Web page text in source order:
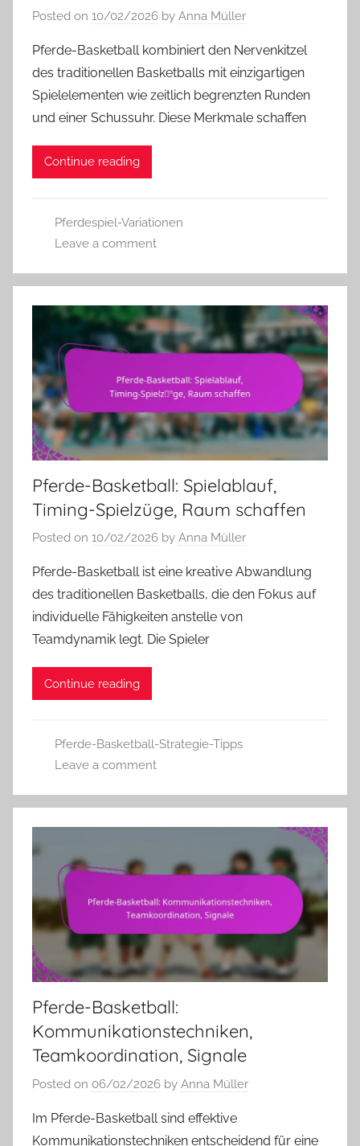
Posted on 10/02/2026 by Anna Müller
Pferde-Basketball kombiniert den Nervenkitzel
des traditionellen Basketballs mit einzigartigen
Spielelementen wie zeitlich begrenzten Runden
und einer Schussuhr. Diese Merkmale schaffen
Continue reading
Pferdespiel-Variationen
Leave a comment
Pferde-Basketball: Spielablauf,
Timing-Spielzüge, Raum schaffen
Posted on 10/02/2026 by Anna Müller
Pferde-Basketball ist eine kreative Abwandlung
des traditionellen Basketballs, die den Fokus auf
individuelle Fähigkeiten anstelle von
Teamdynamik legt. Die Spieler
Continue reading
Pferde-Basketball-Strategie-Tipps
Leave a comment
Pferde-Basketball:
Kommunikationstechniken,
Teamkoordination, Signale
Posted on 06/02/2026 by Anna Müller
Im Pferde-Basketball sind effektive
Kommunikationstechniken entscheidend für eine